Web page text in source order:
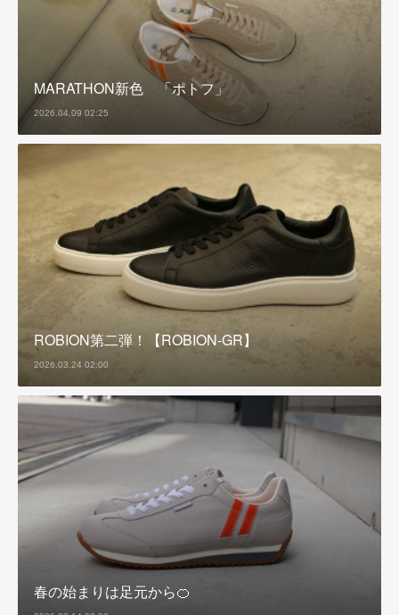
MARATHON新色 「ポトフ」
2026.04.09 02:25
ROBION第二弾！【ROBION-GR】
2026.03.24 02:00
春の始まりは足元から🍊